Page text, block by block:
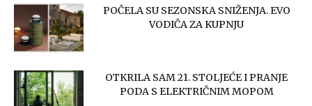
POČELA SU SEZONSKA SNIŽENJA. EVO
VODIČA ZA KUPNJU
OTKRILA SAM 21. STOLJEĆE I PRANJE
PODA S ELEKTRIČNIM MOPOM